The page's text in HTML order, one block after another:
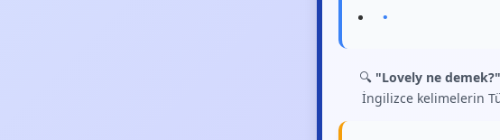
🔍 "Lovely ne demek?"
İngilizce kelimelerin